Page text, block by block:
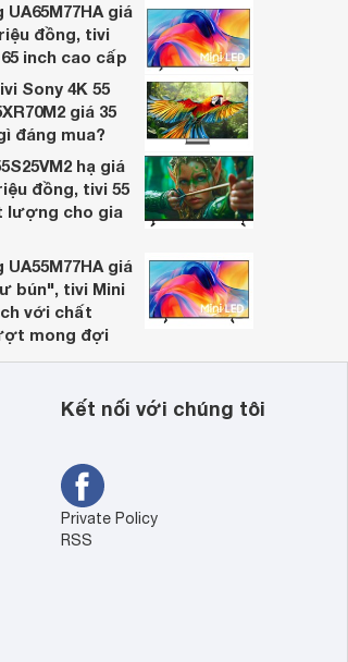
Tivi LED Sharp 32 inch LC-
32LE280X
Giá từ 3.199.000 đ
Có 6 nơi bán
UA65M77HA giá
đồng, tivi
inch cao cấp
Sony 4K 55
giá 35
đáng mua?
hạ giá
đồng, tivi 55
lượng cho gia
UA55M77HA giá
bún", tivi Mini
với chất
mong đợi
Kết nối với chúng tôi
Private Policy
RSS